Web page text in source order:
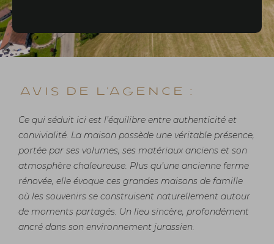
Avis de l'agence :
Ce qui séduit ici est l’équilibre entre authenticité et
convivialité. La maison possède une véritable présence,
portée par ses volumes, ses matériaux anciens et son
atmosphère chaleureuse. Plus qu’une ancienne ferme
rénovée, elle évoque ces grandes maisons de famille
où les souvenirs se construisent naturellement autour
de moments partagés. Un lieu sincère, profondément
ancré dans son environnement jurassien.